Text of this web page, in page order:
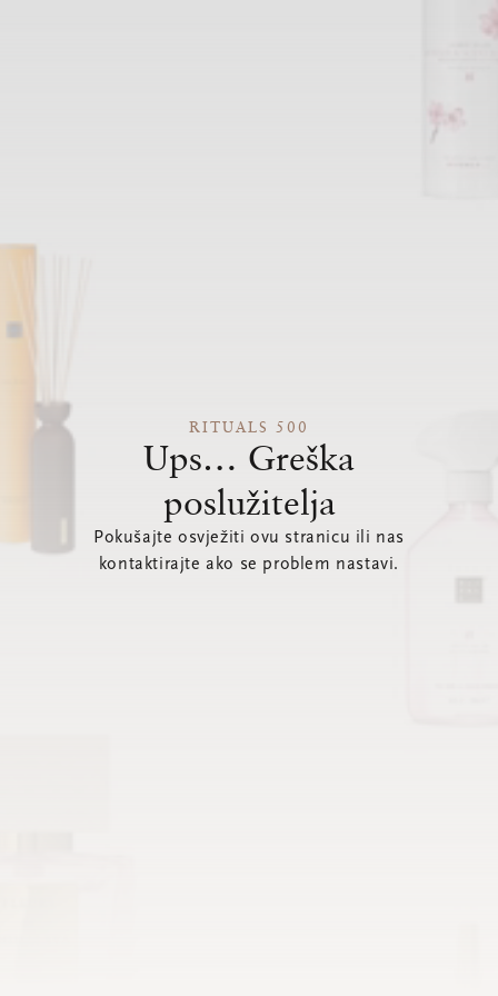
RITUALS 500
Ups… Greška
poslužitelja
Pokušajte osvježiti ovu stranicu ili nas
kontaktirajte ako se problem nastavi.